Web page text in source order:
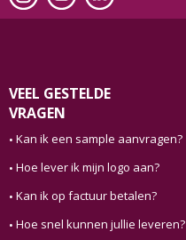
VEEL GESTELDE
VRAGEN
Kan ik een sample aanvragen?
Hoe lever ik mijn logo aan?
Kan ik op factuur betalen?
Hoe snel kunnen jullie leveren?